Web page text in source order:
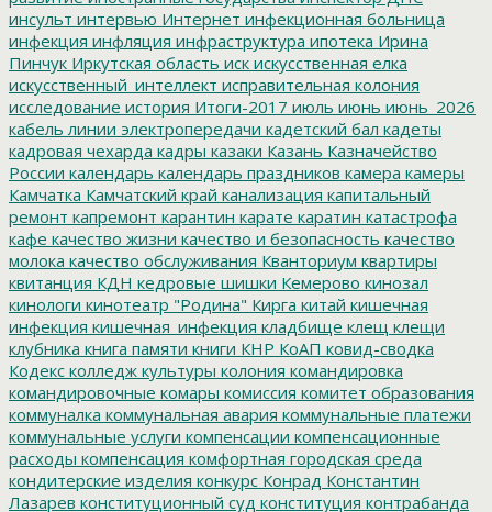
инсульт интервью Интернет инфекционная больница
инфекция инфляция инфраструктура ипотека Ирина
Пинчук Иркутская область иск искусственная елка
искусственный_интеллект исправительная колония
исследование история Итоги-2017 июль июнь июнь_2026
кабель линии электропередачи кадетский бал кадеты
кадровая чехарда кадры казаки Казань Казначейство
России календарь календарь праздников камера камеры
Камчатка Камчатский край канализация капитальный
ремонт капремонт карантин карате каратин катастрофа
кафе качество жизни качество и безопасность качество
молока качество обслуживания Кванториум квартиры
квитанция КДН кедровые шишки Кемерово кинозал
кинологи кинотеатр "Родина" Кирга китай кишечная
инфекция кишечная_инфекция кладбище клещ клещи
клубника книга памяти книги КНР КоАП ковид-сводка
Кодекс колледж культуры колония командировка
командировочные комары комиссия комитет образования
коммуналка коммунальная авария коммунальные платежи
коммунальные услуги компенсации компенсационные
расходы компенсация комфортная городская среда
кондитерские изделия конкурс Конрад Константин
Лазарев конституционный суд конституция контрабанда